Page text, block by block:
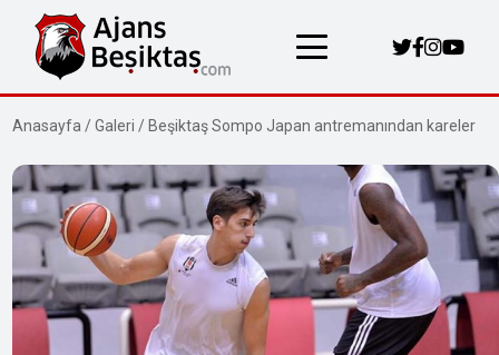
Anasayfa /Galeri / Beşiktaş Sompo Japan antremanından kareler